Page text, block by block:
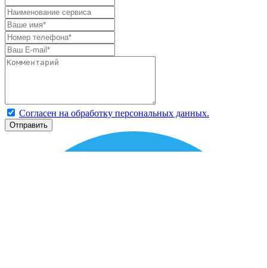
Согласен на обработку персональных данных.
Отправить